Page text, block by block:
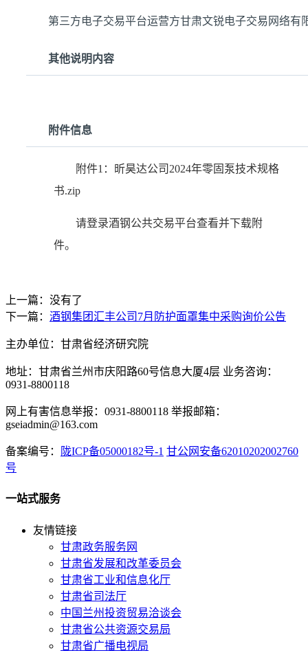
第三方电子交易平台运营方甘肃文锐电子交易网络
其他说明内容
附件信息
附件1：昕昊达公司2024年零固泵技术规格
书.zip
请登录酒钢公共交易平台查看并下载附
件。
上一篇：没有了
下一篇： 酒钢集团汇丰公司7月防护面罩集中采购询价公告
主办单位：甘肃省经济研究院
地址：甘肃省兰州市庆阳路60号信息大厦4层 业务咨询：
0931-8800118
网上有害信息举报：0931-8800118 举报邮箱：
gseiadmin@163.com
备案编号： 陇ICP备05000182号-1 甘公网安备62010202002760
号
一站式服务
友情链接
甘肃政务服务网
甘肃省发展和改革委员会
甘肃省工业和信息化厅
甘肃省司法厅
中国兰州投资贸易洽谈会
甘肃省公共资源交易局
甘肃省广播电视局